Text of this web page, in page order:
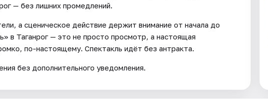
— без лишних промедлений.
а сценическое действие держит внимание от начала до
в Таганрог — это не просто просмотр, а настоящая
по-настоящему. Спектакль идёт без антракта.
без дополнительного уведомления.